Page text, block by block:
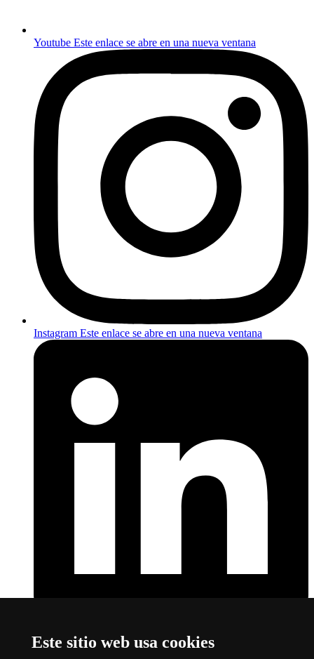
Este sitio web usa cookies
Youtube Este enlace se abre en una nueva ventana
Instagram Este enlace se abre en una nueva ventana
Sobre el web